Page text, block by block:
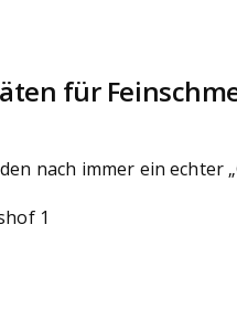
für
nach immer ein